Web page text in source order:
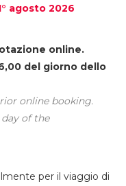
agosto 2026
online.
del giorno dello
online booking.
of the
per il viaggio di